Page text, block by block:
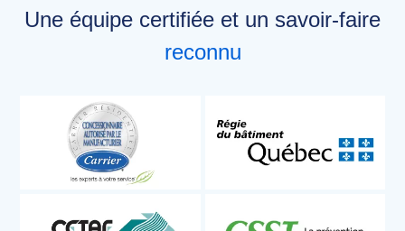
Une équipe certifiée et un savoir-faire
reconnu